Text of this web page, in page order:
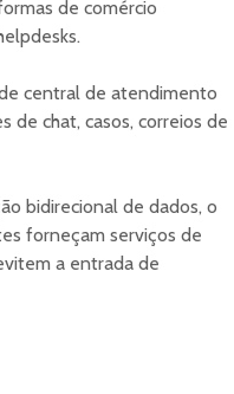
de comércio
central de atendimento
de chat, casos, correios de
bidirecional de dados, o
forneçam serviços de
a entrada de